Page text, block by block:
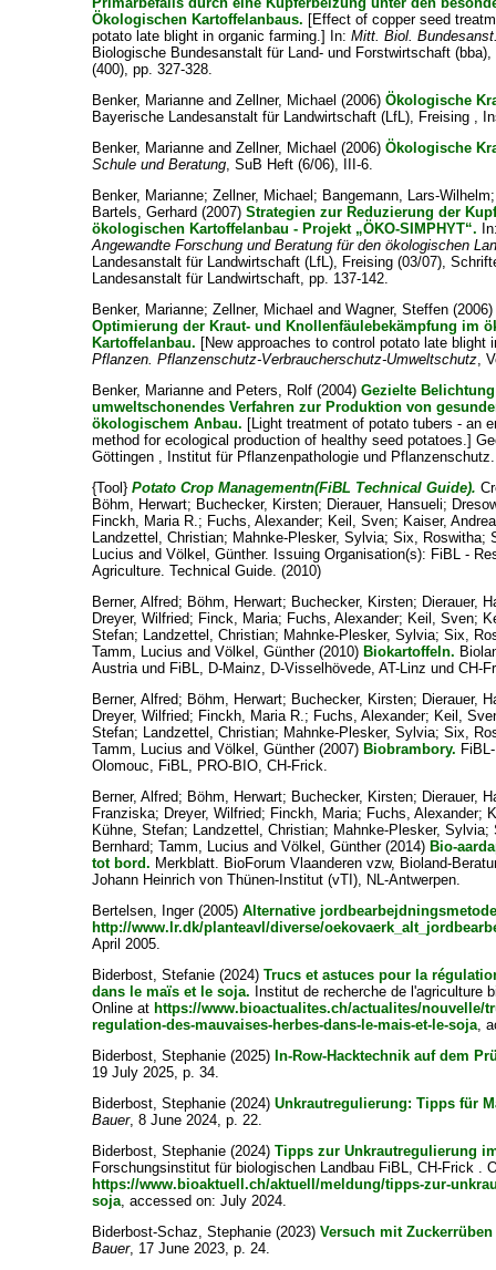
Ökologischen Kartoffelanbaus. [Effect of copper seed
potato late blight in organic farming.] In:Mitt. Biol.
Biologische Bundesanstalt für Land- und Forstwirtschaft
(400), pp. 327-328.
Benker, Marianne andZellner, Michael (2006)Ökologische
Bayerische Landesanstalt für Landwirtschaft (LfL), Freising ,
Benker, Marianne andZellner, Michael (2006)Ökologische
Schule und Beratung, SuB Heft (6/06), III-6.
Benker, Marianne;Zellner, Michael ; Bangemann, Lars-Wilhelm
Bartels, Gerhard (2007)Strategien zur Reduzierung der
ökologischen Kartoffelanbau - Projekt „ÖKO-SIMPHYT“.
Angewandte Forschung und Beratung für den ökologischen
Landesanstalt für Landwirtschaft (LfL), Freising (03/07),
Landesanstalt für Landwirtschaft, pp. 137-142.
Benker, Marianne;Zellner, Michael andWagner, Steffen
Optimierung der Kraut- und Knollenfäulebekämpfung im
Kartoffelanbau. [New approaches to control potato late blight
Pflanzen. Pflanzenschutz-Verbraucherschutz-Umweltschutz,
Benker, Marianne and Peters, Rolf (2004)Gezielte
umweltschonendes Verfahren zur Produktion von
ökologischem Anbau. [Light treatment of potato tubers - an
method for ecological production of healthy seed potatoes.]
Göttingen , Institut für Pflanzenpathologie und Pflanzenschutz.
{Tool}Potato Crop Managementn(FiBL Technical Guide).
Böhm, Herwart; Buchecker, Kirsten; Dierauer, Hansueli;
Finckh, Maria R.; Fuchs, Alexander; Keil, Sven; Kaiser,
Landzettel, Christian; Mahnke-Plesker, Sylvia;Six, Roswitha;
Lucius andVölkel, Günther. Issuing Organisation(s): FiBL -
Agriculture. Technical Guide. (2010)
Berner, Alfred; Böhm, Herwart; Buchecker, Kirsten; Dierauer,
Dreyer, Wilfried; Finck, Maria; Fuchs, Alexander; Keil, Sven;
Stefan; Landzettel, Christian; Mahnke-Plesker, Sylvia;Six,
Tamm, Lucius andVölkel, Günther(2010) Biokartoffeln.
Austria und FiBL, D-Mainz, D-Visselhövede, AT-Linz und CH-
Berner, Alfred; Böhm, Herwart; Buchecker, Kirsten; Dierauer,
Dreyer, Wilfried; Finckh, Maria R.; Fuchs, Alexander; Keil,
Stefan; Landzettel, Christian; Mahnke-Plesker, Sylvia;Six,
Tamm, Lucius andVölkel, Günther(2007) Biobrambory.
Olomouc, FiBL, PRO-BIO, CH-Frick.
Berner, Alfred; Böhm, Herwart; Buchecker, Kirsten; Dierauer,
Franziska; Dreyer, Wilfried; Finckh, Maria; Fuchs, Alexander;
Kühne, Stefan; Landzettel, Christian; Mahnke-Plesker, Sylvia;
Bernhard;Tamm, Lucius andVölkel, Günther(2014) Bio-
tot bord. Merkblatt. BioForum Vlaanderen vzw, Bioland-
Johann Heinrich von Thünen-Institut (vTI), NL-Antwerpen.
Bertelsen, Inger(2005)Alternative
http://www.lr.dk/planteavl/diverse/
April 2005.
Biderbost, Stefanie (2024)Trucs et astuces pour la
dans le maïs et le soja. Institut de recherche de l'agriculture
Online at https://www.bioactualites.ch/actualites/nouvelle/
regulation-des-mauvaises-herbes-dans-le-mais-et-le-soja,
Biderbost, Stephanie (2025) In-Row-Hacktechnik auf dem
19 July 2025, p. 34.
Biderbost, Stephanie (2024)Unkrautregulierung: Tipps für
Bauer, 8 June 2024, p. 22.
Biderbost, Stephanie (2024)Tipps zur Unkrautregulierung
Forschungsinstitut für biologischen Landbau FiBL, CH-Frick .
https://www.bioaktuell.ch/aktuell/meldung/tipps-zur-
soja, accessed on: July 2024.
Biderbost-Schaz, Stephanie (2023)Versuch mit
Bauer, 17 June 2023, p. 24.